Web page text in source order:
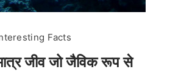
Facts
जीव जो जैविक रूप से